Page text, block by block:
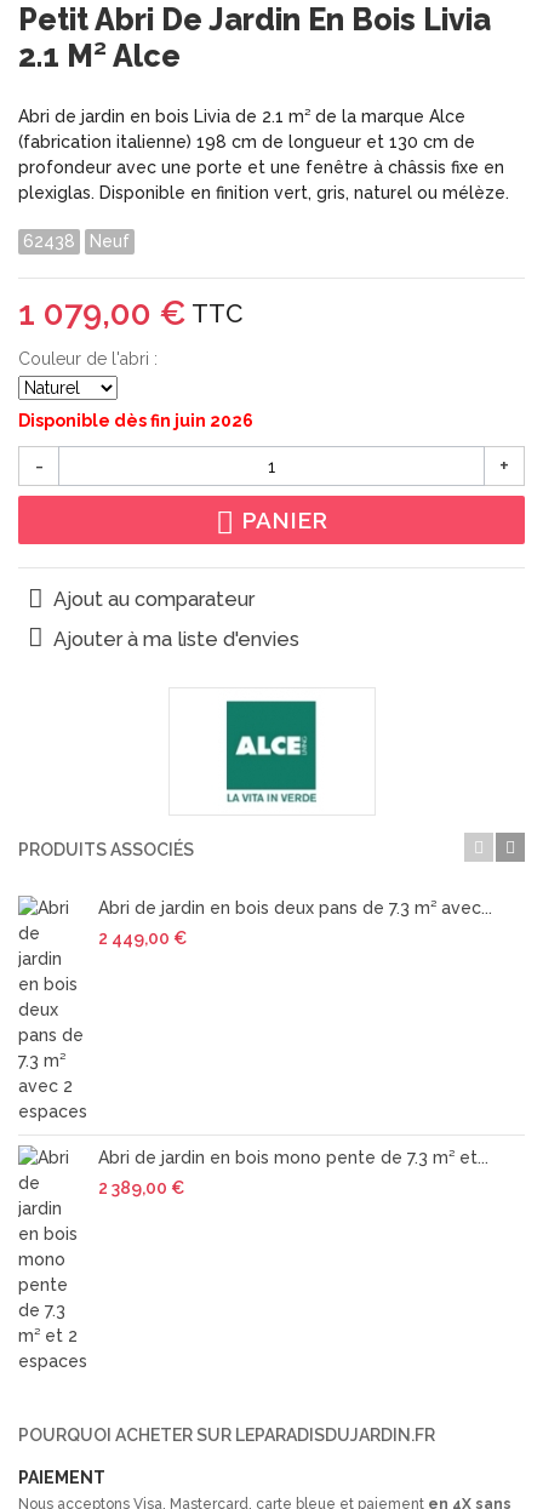
Petit Abri De Jardin En Bois Livia
2.1 M² Alce
Abri de jardin en bois Livia de 2.1 m² de la marque Alce
(fabrication italienne) 198 cm de longueur et 130 cm de
profondeur avec une porte et une fenêtre à châssis fixe en
plexiglas. Disponible en finition vert, gris, naturel ou mélèze.
62438 Neuf
1 079,00 € TTC
Couleur de l'abri :
Disponible dès fin juin 2026
- +
PANIER
Ajout au comparateur
Ajouter à ma liste d'envies
PRODUITS ASSOCIÉS
Abri de jardin en bois deux pans de 7.3 m² avec...
2 449,00 €
Abri de jardin en bois mono pente de 7.3 m² et...
2 389,00 €
POURQUOI ACHETER SUR LEPARADISDUJARDIN.FR
PAIEMENT
Nous acceptons Visa, Mastercard, carte bleue et paiement en 4X sans